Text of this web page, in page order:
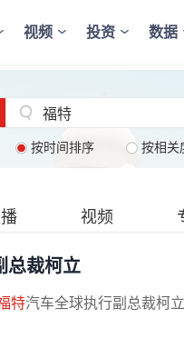
视频 投资 数据
按时间排序 按相关
视频
总裁柯立
特汽车全球执行副总裁柯